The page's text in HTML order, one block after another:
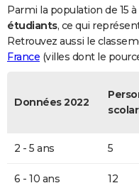
Parmi la population de 15
étudiants, ce qui
Retrouvez aussi le
France (villes dont le
Données 2022
2 - 5 ans 5
6 - 10 ans 12